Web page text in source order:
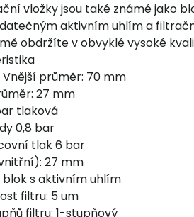
vložky jsou také známé jako
aktivním uhlím a
obdržíte v obvyklé vysoké
Vnější průměr: 70 mm
27 mm
tlaková
0,8 bar
tlak 6 bar
27 mm
blok s aktivním uhlím
filtru: 5 um
filtru: 1-stupňový